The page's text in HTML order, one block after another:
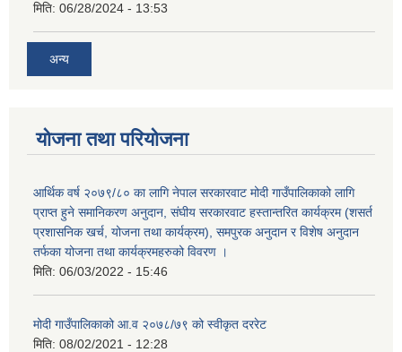
मिति: 06/28/2024 - 13:53
अन्य
योजना तथा परियोजना
आर्थिक वर्ष २०७९/८० का लागि नेपाल सरकारवाट मोदी गाउँपालिकाको लागि
प्राप्त हुने समानिकरण अनुदान, संघीय सरकारवाट हस्तान्तरित कार्यक्रम (शसर्त
प्रशासनिक खर्च, योजना तथा कार्यक्रम), समपुरक अनुदान र विशेष अनुदान
तर्फका योजना तथा कार्यक्रमहरुको विवरण ।
मिति: 06/03/2022 - 15:46
मोदी गाउँपालिकाको आ.व २०७८/७९ को स्वीकृत दररेट
मिति: 08/02/2021 - 12:28